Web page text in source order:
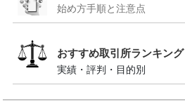
始め方手順と注意点
おすすめ取引所ランキング
実績・評判・目的別